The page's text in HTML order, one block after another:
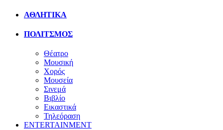
ΑΘΛΗΤΙΚΑ
ΠΟΛΙΤΣΜΟΣ
Θέατρο
Μουσική
Χορός
Μουσεία
Σινεμά
Βιβλίο
Εικαστικά
Τηλεόραση
ENTERTAINMENT